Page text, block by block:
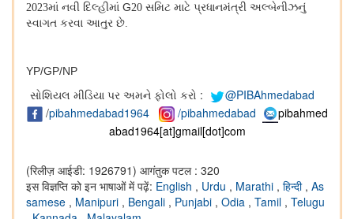
2023માં નવી દિલ્હીમાં G20 સમિટ માટે પ્રધાનમંત્રી અલ્બેનીઝનું
સ્વાગત કરવા આતુર છે.
YP/GP/NP
સોશિયલ મીડિયા પર અમને ફોલો કરો :
@PIBAhmedabad
/pibahmedabad1964 /pibahmedabad
pibahmed
abad1964[at]gmail[dot]com
(रिलीज़ आईडी: 1926791) आगंतुक पटल : 320
इस विज्ञप्ति को इन भाषाओं में पढ़ें: English , Urdu , Marathi , हिन्दी , As
samese , Manipuri , Bengali , Punjabi , Odia , Tamil , Telugu